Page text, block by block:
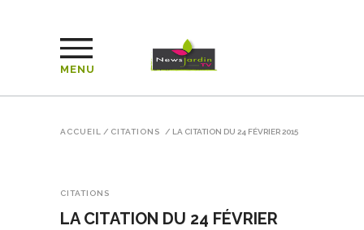
MENU
ACCUEIL / CITATIONS / LA CITATION DU 24 FÉVRIER 2015
CITATIONS
LA CITATION DU 24 FÉVRIER